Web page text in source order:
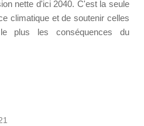
nette d'ici 2040. C'est la seule
climatique et de soutenir celles
plus les conséquences du